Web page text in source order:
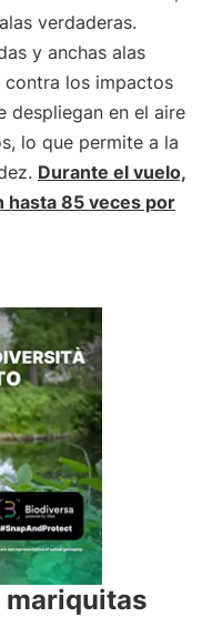
verdaderas.
y anchas alas
los impactos
despliegan en el aire
lo que permite a la
Durante el vuelo,
hasta 85 veces por
mariquitas